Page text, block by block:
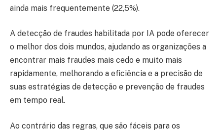
ainda mais frequentemente (22,5%).
A detecção de fraudes habilitada por IA pode oferecer
o melhor dos dois mundos, ajudando as organizações a
encontrar mais fraudes mais cedo e muito mais
rapidamente, melhorando a eficiência e a precisão de
suas estratégias de detecção e prevenção de fraudes
em tempo real.
Ao contrário das regras, que são fáceis para os